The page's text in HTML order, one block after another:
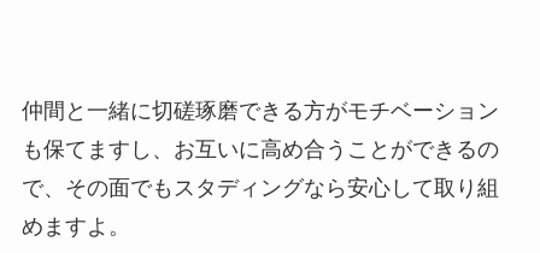
仲間と一緒に切磋琢磨できる方がモチベーション
も保てますし、お互いに高め合うことができるの
で、その面でもスタディングなら安心して取り組
めますよ。